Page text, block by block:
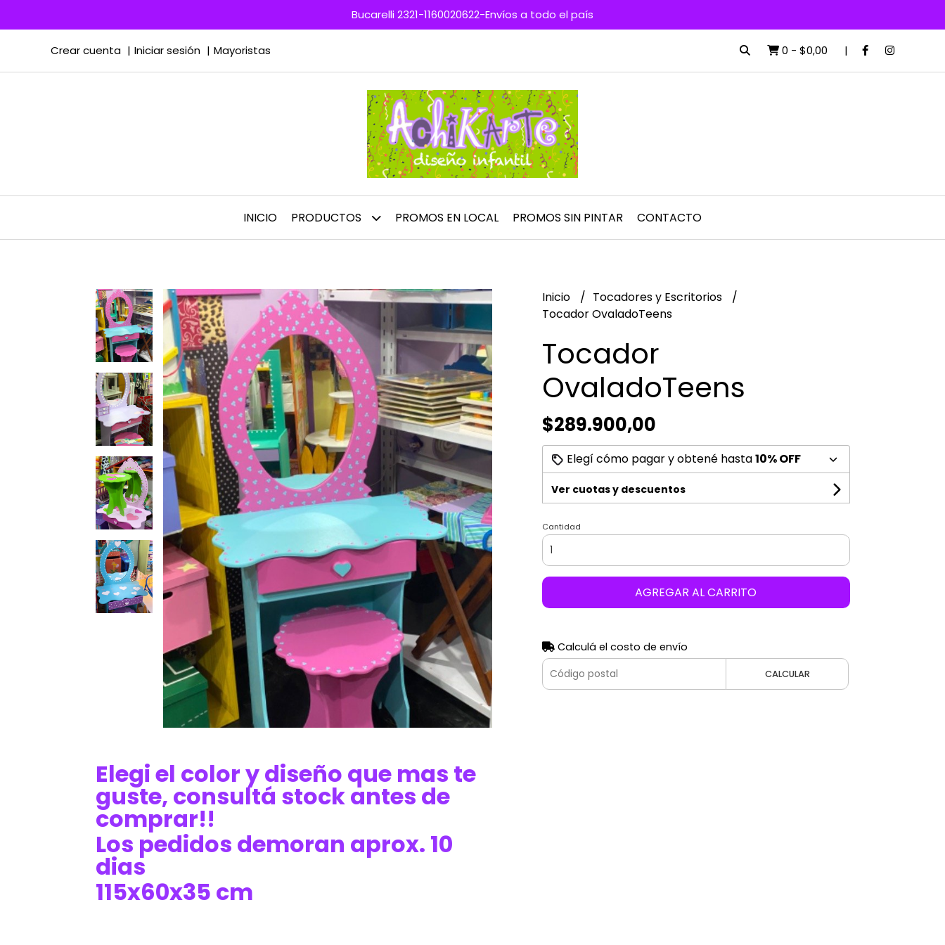
Bucarelli 2321-1160020622-Envíos a todo el país
Crear cuenta Iniciar sesión Mayoristas 0 - $0,00
INICIO PRODUCTOS PROMOS EN LOCAL PROMOS SIN PINTAR CONTACTO
Elegi el color y diseño que mas te
guste, consultá stock antes de
comprar!!
Los pedidos demoran aprox. 10
dias
115x60x35 cm
Inicio
Tocadores y Escritorios
Tocador OvaladoTeens
Tocador
OvaladoTeens
$289.900,00
Elegí cómo pagar y obtené hasta10% OFF
Ver cuotas y descuentos
Cantidad
AGREGAR AL CARRITO
Calculá el costo de envío
CALCULAR